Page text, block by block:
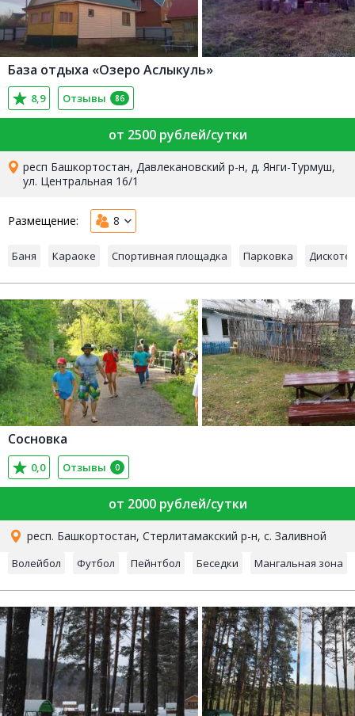
База отдыха «Озеро Аслыкуль»
8,9 Отзывы 86
от 2500 рублей/сутки
респ Башкортостан, Давлекановский р-н, д. Янги-Турмуш,
ул. Центральная 16/1
Размещение: 8
Баня Караоке Спортивная площадка Парковка
Сосновка
0,0 Отзывы 0
от 2000 рублей/сутки
респ. Башкортостан, Стерлитамакский р-н, с. Заливной
Волейбол Футбол Пейнтбол Беседки Мангальная зона